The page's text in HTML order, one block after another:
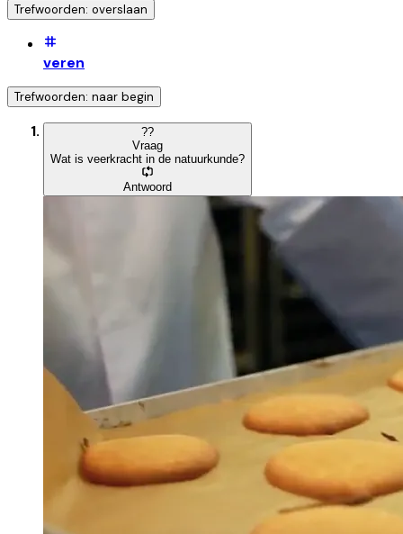
Trefwoorden: overslaan
veren
Trefwoorden: naar begin
??
Vraag
Wat is veerkracht in de natuurkunde?
Antwoord